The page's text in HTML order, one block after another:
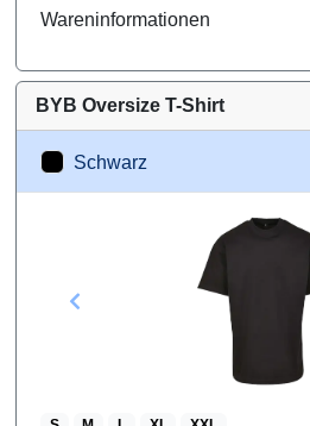
Wareninformationen
BYB Oversize T-Shirt
Schwarz